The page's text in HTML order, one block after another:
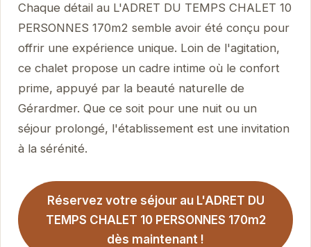
Chaque détail au L'ADRET DU TEMPS CHALET 10
PERSONNES 170m2 semble avoir été conçu pour
offrir une expérience unique. Loin de l'agitation,
ce chalet propose un cadre intime où le confort
prime, appuyé par la beauté naturelle de
Gérardmer. Que ce soit pour une nuit ou un
séjour prolongé, l'établissement est une invitation
à la sérénité.
Réservez votre séjour au L'ADRET DU
TEMPS CHALET 10 PERSONNES 170m2
dès maintenant !